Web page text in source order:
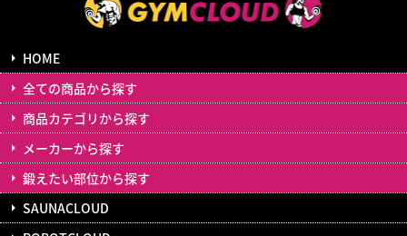
HOME
全ての商品から探す
商品カテゴリから探す
メーカーから探す
鍛えたい部位から探す
SAUNACLOUD